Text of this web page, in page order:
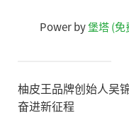
Power by堡塔 (
柚皮王品牌创始人吴
奋进新征程